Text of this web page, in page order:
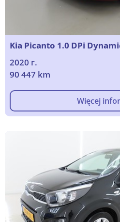
Kia Picanto 1.0 DPi
2020 г.
90 447 km
Więcej